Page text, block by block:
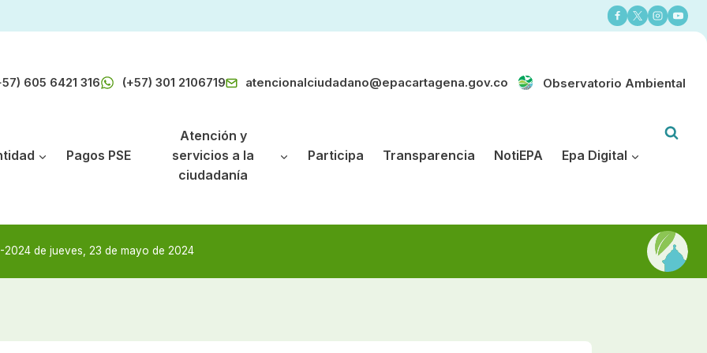
605 6421 316 (+57) 301 2106719 atencionalciudadano@epacartagena.gov.co Observatorio Ambiental
Pagos PSE
Atención y
servicios a la
ciudadanía
Participa Transparencia NotiEPA Epa Digital
2024 de jueves, 23 de mayo de 2024